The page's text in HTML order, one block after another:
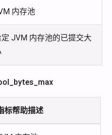
内存池
JVM 内存池的已提交大
标帮助描述